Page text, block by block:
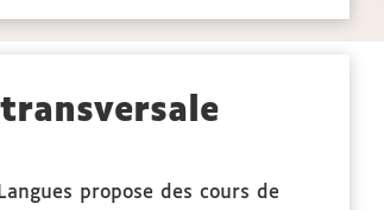
transversale
propose des cours de